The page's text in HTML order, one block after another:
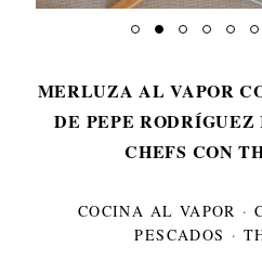
MERLUZA AL VAPOR
DE PEPE RODRÍGUEZ
CHEFS CON
COCINA AL VAPOR ·
PESCADOS ·